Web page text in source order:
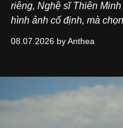
riêng, Nghệ sĩ Thiên
hình ảnh cố định, mà
một bộ suit lụa - như một
08.07.2026 by Anthea